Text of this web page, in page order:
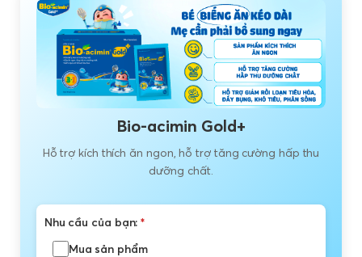
Bio-acimin Gold+
Hỗ trợ kích thích ăn ngon, hỗ trợ tăng cường hấp thu
dưỡng chất.
Nhu cầu của bạn:*
Mua sản phẩm